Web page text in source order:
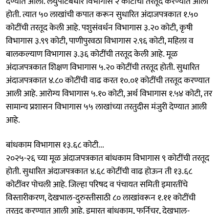
होती. त्यात ५० लाखांची कपात करून सुधारित अंदाजपत्रकात १.५०
कोटींची तरतूद केली आहे. पशुसंवर्धन विभागास ३.२० कोटी, कृषी
विभागास ३.९९ कोटी, पाणीपुरवठा विभागास २.९६ कोटी, महिला व
बालकल्याण विभागास ३.३६ कोटींची तरतूद केली आहे. मूळ
अंदाजपत्रकात शिक्षण विभागास ५.२० कोटींची तरतूद होती. सुधारित
अंदाजपत्रकात ४.८० कोटींची वाढ करत १०.०१ कोटींची तरतूद करण्यात
आली आहे. आरोग्य विभागास ५.१० कोटी, अर्थ विभागास १.५४ कोटी, तर
सामान्य प्रशासन विभागास ५५ लाखांच्या तरतुदीस मंजुरी देण्यात आली
आहे.
बांधकाम विभागास १३.६८ कोटी...
२०२५-२६ च्या मूळ अंदाजपत्रकात बांधकाम विभागास ९ कोटींची तरतूद
होती. सुधारित अंदाजपत्रकात ४.६८ कोटींची वाढ होऊन ती १३.६८
कोटींवर पोचली आहे. जिल्हा परिषद व पंचायत समिती इमारतींचे
विस्तारीकरण, देखभाल-दुरुस्तीसाठी ८० लाखांवरून १.११ कोटींची
तरतूद करण्यात आली आहे. इमारत बांधकाम, फर्निचर, देखभाल-